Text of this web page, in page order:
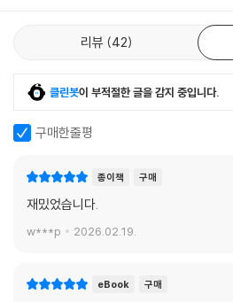
리뷰 42
클린봇이 부적절한 글을 감지 중입니다.
구매한줄평
종이책 구매
재밌었습니다.
w***p 2026.02.19.
eBook 구매